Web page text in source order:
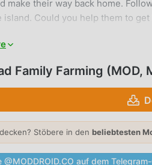
make their way back home.
Could you help them to get
FARMING EINFÜHRUNG
die simulation-Spiele lieben.
Spiele herunterladen möchten,
von Family Farming 1.5.6
Verfügung, was Ihnen hilft,
können darauf, die
Family Farming (MOD,
Stöbere in den beliebtesten
@MODDROID.CO auf dem